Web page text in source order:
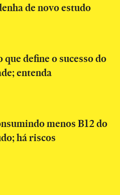
de novo estudo
define o sucesso do
entenda
menos B12 do
há riscos